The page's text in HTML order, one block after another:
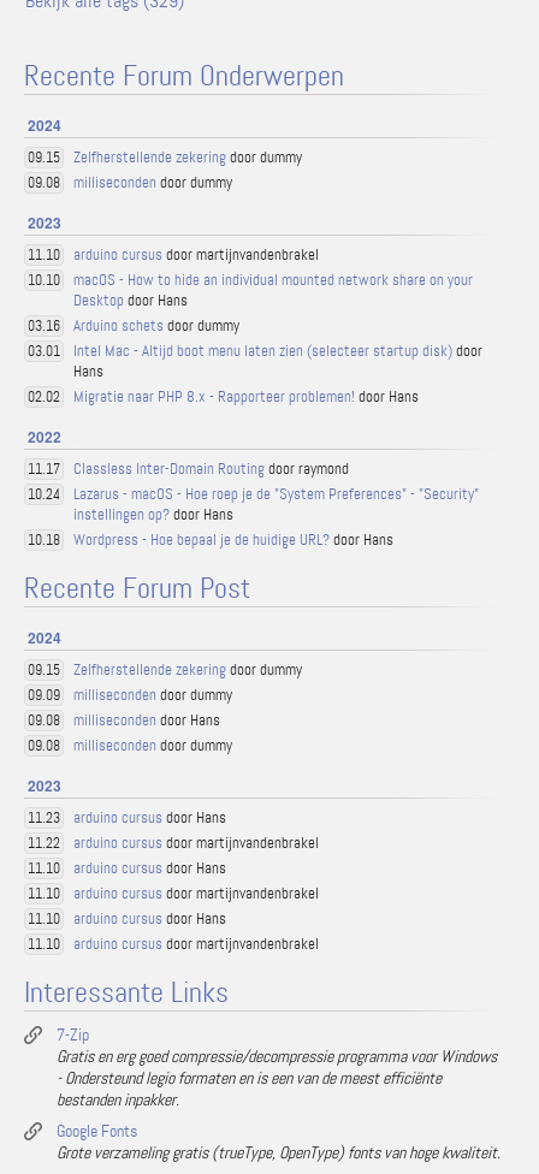
Recente Forum Onderwerpen
2024
09.15 Zelfherstellende zekeringdoor dummy
09.08 milliseconden door dummy
2023
11.10 arduino cursus door martijnvandenbrakel
10.10
macOS - How to hide an individual mounted network share on your
Desktop door Hans
03.16 Arduino schets door dummy
03.01 Intel Mac - Altijd boot menu laten zien (selecteer startup disk)door
Hans
02.02 Migratie naar PHP 8.x - Rapporteer problemen! door Hans
2022
11.17 Classless Inter-Domain Routingdoor raymond
10.24
Lazarus - macOS - Hoe roep je de "System Preferences" - "Security"
instellingen op?door Hans
10.18 Wordpress - Hoe bepaal je de huidige URL?door Hans
Recente Forum Post
2024
09.15 Zelfherstellende zekeringdoor dummy
09.09 milliseconden door dummy
09.08 milliseconden door Hans
09.08 milliseconden door dummy
2023
11.23 arduino cursus door Hans
11.22 arduino cursus door martijnvandenbrakel
11.10 arduino cursus door Hans
11.10 arduino cursus door martijnvandenbrakel
11.10 arduino cursus door Hans
11.10 arduino cursus door martijnvandenbrakel
Interessante Links
7-Zip
Gratis en erg goed compressie/decompressie programma voor Windows
- Ondersteund legio formaten en is een van de meest efficiënte
bestanden inpakker.
Google Fonts
Grote verzameling gratis (trueType, OpenType) fonts van hoge kwaliteit.